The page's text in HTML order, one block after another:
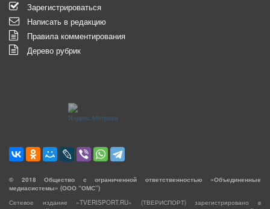
Зарегистрироваться
Написать в редакцию
Правила комментирования
Дерево рубрик
© 2018 Общество с ограниченной ответственностью «Объединенные
медиасистемы» (ООО “ОМС”)
Сетевое издание «TVERISPORT.RU» (ТВЕРИСПОРТ) зарегистрировано в